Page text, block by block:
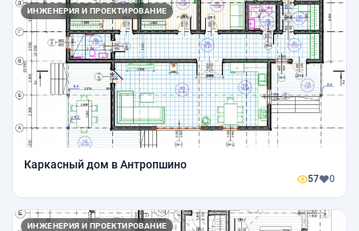
ИНЖЕНЕРИЯ И ПРОЕКТИРОВАНИЕ
Каркасный дом в Антропшино
57 0
ИНЖЕНЕРИЯ И ПРОЕКТИРОВАНИЕ